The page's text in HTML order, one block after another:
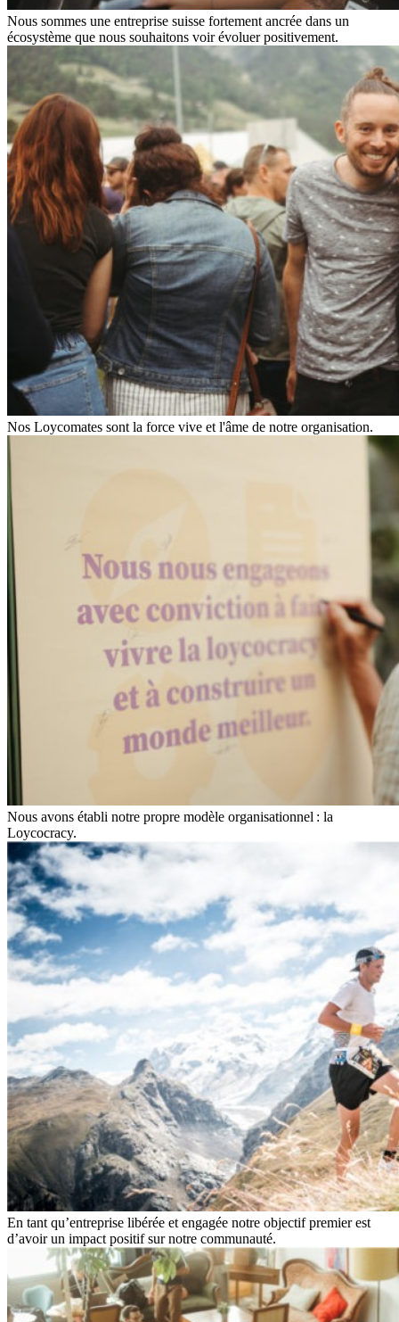
Nous sommes une entreprise suisse fortement ancrée dans un
écosystème que nous souhaitons voir évoluer positivement.
Nos Loycomates sont la force vive et l'âme de notre organisation.
Nous avons établi notre propre modèle organisationnel : la
Loycocracy.
En tant qu’entreprise libérée et engagée notre objectif premier est
d’avoir un impact positif sur notre communauté.